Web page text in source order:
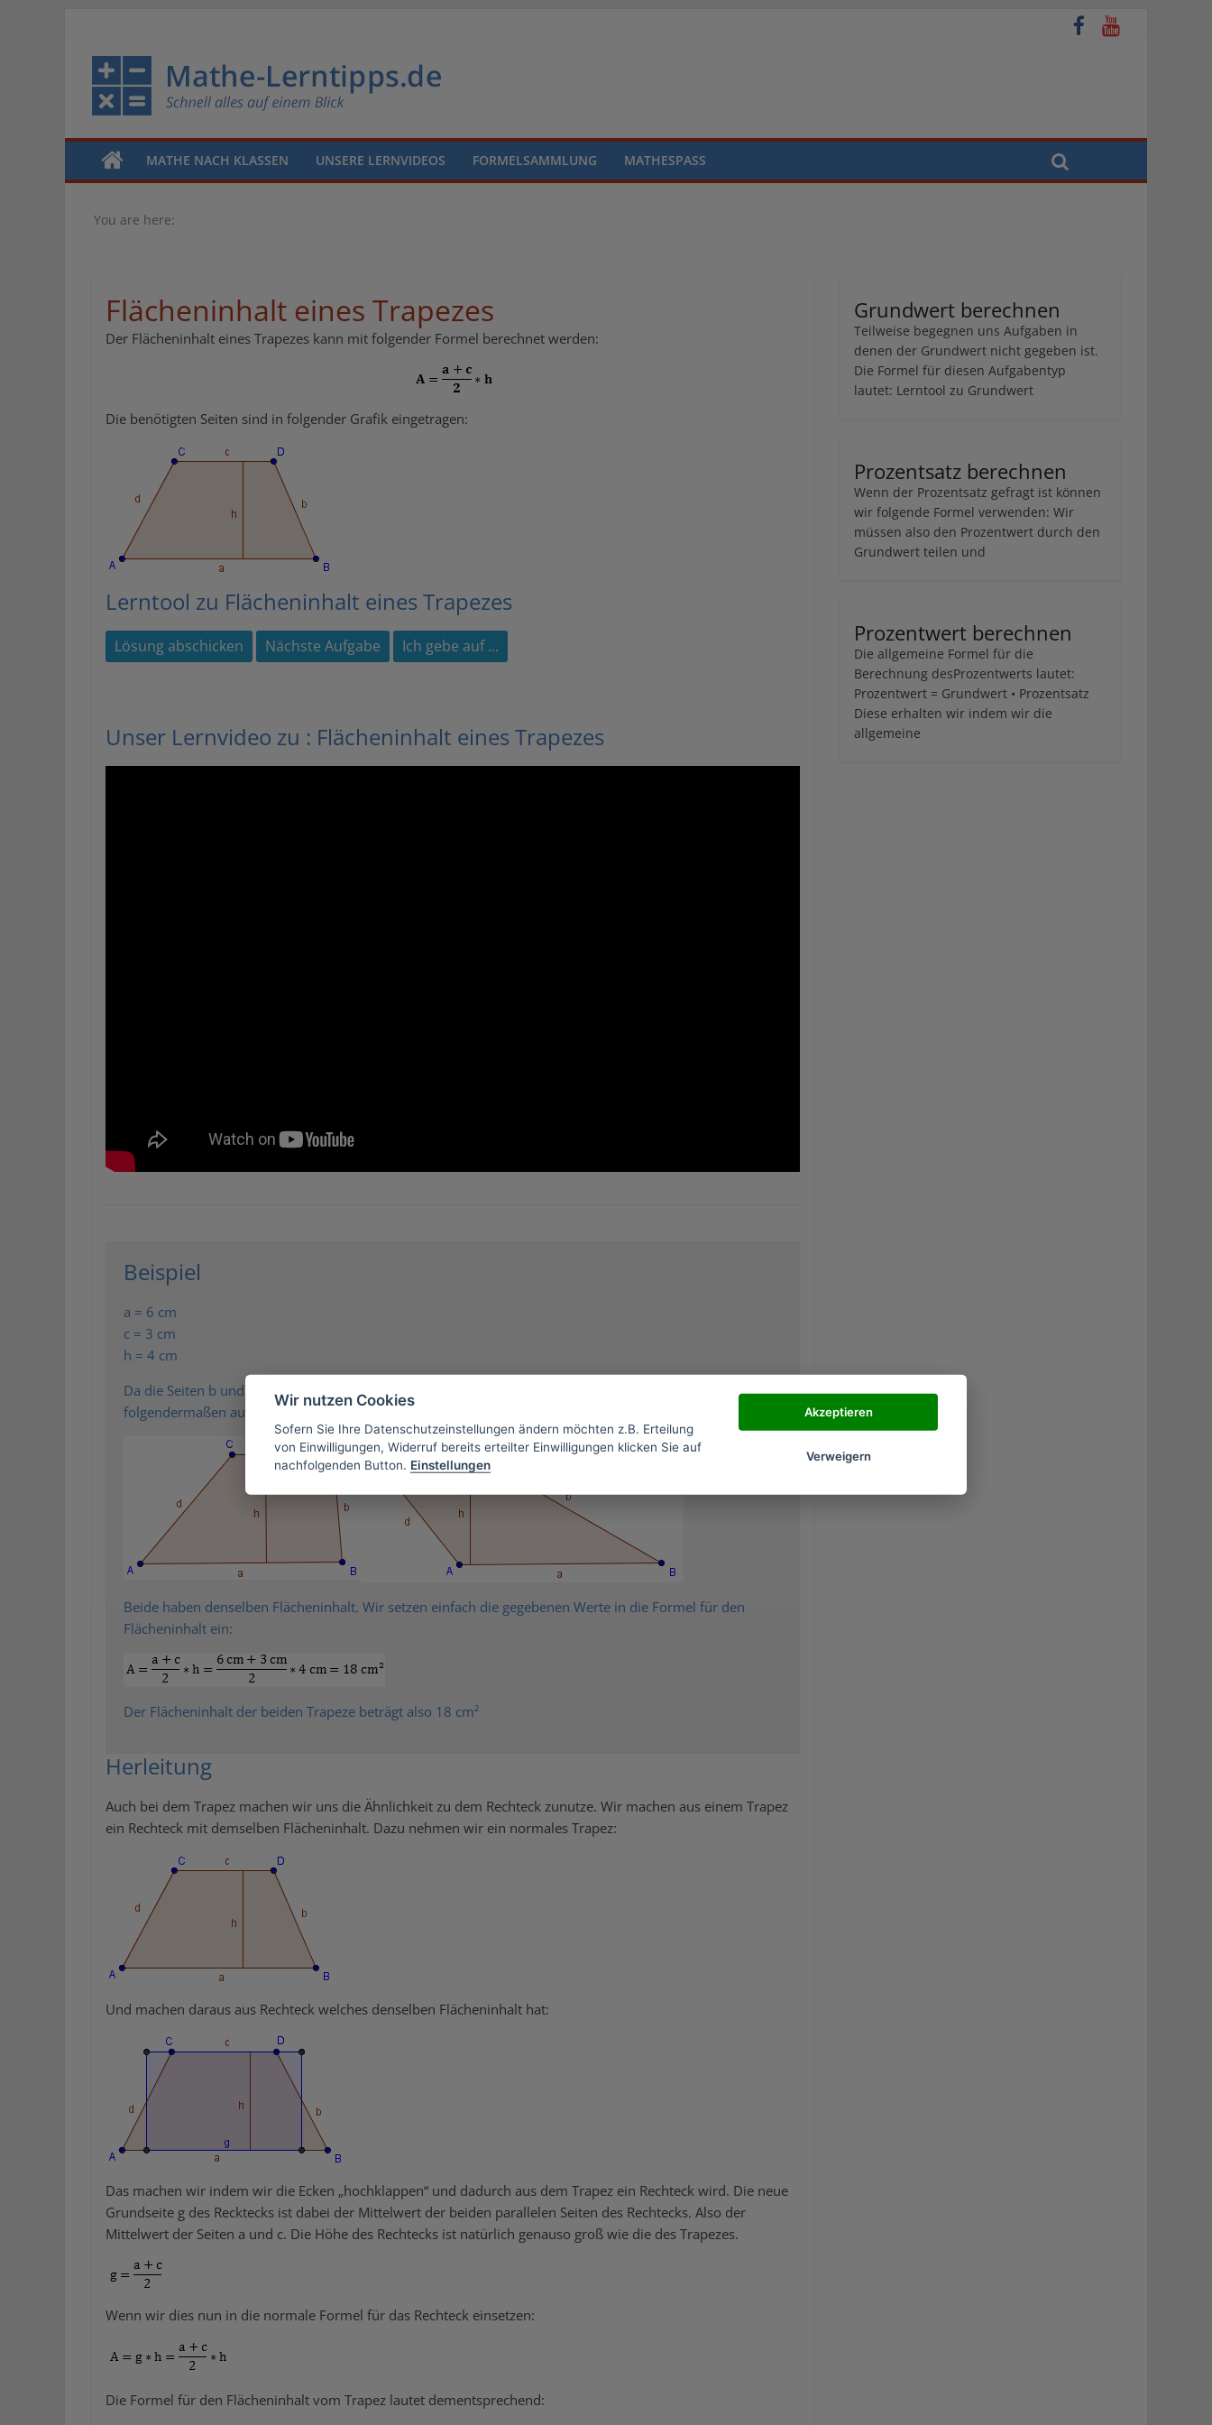
MATHE NACH KLASSEN UNSERE LERNVIDEOS FORMELSAMMLUNG MATHESPASS
You are here:
Flächeninhalt eines Trapezes
Der Flächeninhalt eines Trapezes kann mit folgender Formel berechnet werden:
Die benötigten Seiten sind in folgender Grafik eingetragen:
Lerntool zu Flächeninhalt eines Trapezes
Unser Lernvideo zu : Flächeninhalt eines Trapezes
Beispiel
a = 6 cm
c = 3 cm
h = 4 cm
Da die Seiten b und d nicht gegeben sind wissen wir nicht genau wie das Trapez aussehen soll, es könnte
folgendermaßen aussehen:
Beide haben denselben Flächeninhalt. Wir setzen einfach die gegebenen Werte in die Formel für den
Flächeninhalt ein:
Der Flächeninhalt der beiden Trapeze beträgt also 18 cm²
Herleitung
Auch bei dem Trapez machen wir uns die Ähnlichkeit zu dem Rechteck zunutze. Wir machen aus einem Trapez
ein Rechteck mit demselben Flächeninhalt. Dazu nehmen wir ein normales Trapez:
Und machen daraus aus Rechteck welches denselben Flächeninhalt hat:
Das machen wir indem wir die Ecken „hochklappen“ und dadurch aus dem Trapez ein Rechteck wird. Die neue
Grundseite g des Recktecks ist dabei der Mittelwert der beiden parallelen Seiten des Rechtecks. Also der
Mittelwert der Seiten a und c. Die Höhe des Rechtecks ist natürlich genauso groß wie die des Trapezes.
Wenn wir dies nun in die normale Formel für das Rechteck einsetzen:
Die Formel für den Flächeninhalt vom Trapez lautet dementsprechend:
Grundwert berechnen
Teilweise begegnen uns Aufgaben in
denen der Grundwert nicht gegeben ist.
Die Formel für diesen Aufgabentyp
lautet: Lerntool zu Grundwert
Prozentsatz berechnen
Wenn der Prozentsatz gefragt ist können
wir folgende Formel verwenden: Wir
müssen also den Prozentwert durch den
Grundwert teilen und
Prozentwert berechnen
Die allgemeine Formel für die
Berechnung desProzentwerts lautet:
Prozentwert = Grundwert • Prozentsatz
Diese erhalten wir indem wir die
allgemeine
Wir nutzen Cookies
Sofern Sie Ihre Datenschutzeinstellungen ändern möchten z.B. Erteilung
von Einwilligungen, Widerruf bereits erteilter Einwilligungen klicken Sie auf
nachfolgenden Button. Einstellungen
Akzeptieren
Verweigern